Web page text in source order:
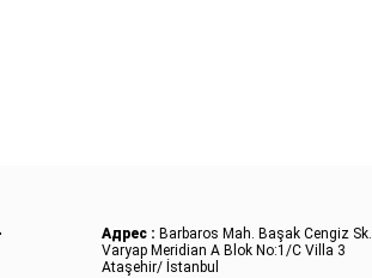
Адрес : Barbaros Mah. Başak Cengiz Sk.
Varyap Meridian A Blok No:1/C Villa 3
Ataşehir/ İstanbul